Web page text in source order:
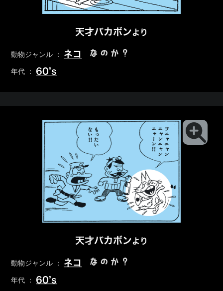
天才バカボンより
動物ジャンル ： ネコ なのか？
年代 ： 60’s
天才バカボンより
動物ジャンル ： ネコ なのか？
年代 ： 60’s